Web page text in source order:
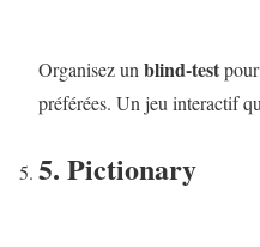
Organisez unblind-test
préférées. Un jeu interactif
5. Pictionary